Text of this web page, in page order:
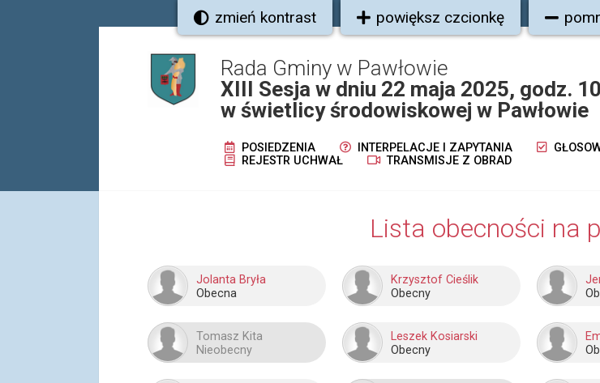
zmień kontrast powiększ czcionkę
Rada Gminy w Pawłowie
XIII Sesja w dniu 22 maja 2025, godz.
w świetlicy środowiskowej w Pawłowie
POSIEDZENIA INTERPELACJE I ZAPYTANIA
REJESTR UCHWAŁ
TRANSMISJE Z OBRAD
Lista obecności na
Jolanta Bryła
Obecna
Krzysztof Cieślik
Obecny
Tomasz Kita
Nieobecny
Leszek Kosiarski
Obecny